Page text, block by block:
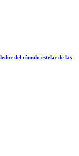
del cúmulo estelar de las